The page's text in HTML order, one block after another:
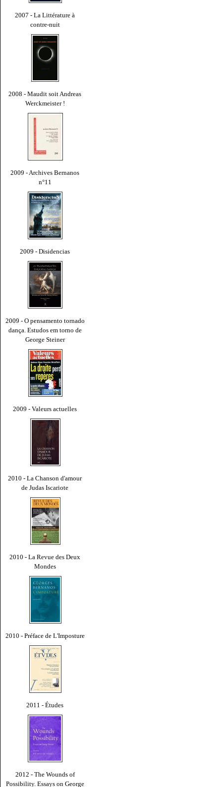
2007 - La Littérature à
contre-nuit
2008 - Maudit soit Andreas
Werckmeister !
2009 - Archives Bernanos
n°11
2009 - Disidencias
2009 - O pensamento tornado
dança. Estudos em torno de
George Steiner
2009 - Valeurs actuelles
2010 - La Chanson d'amour
de Judas Iscariote
2010 - La Revue des Deux
Mondes
2010 - Préface de L'Imposture
2011 - Études
2012 - The Wounds of
Possibility. Essays on George